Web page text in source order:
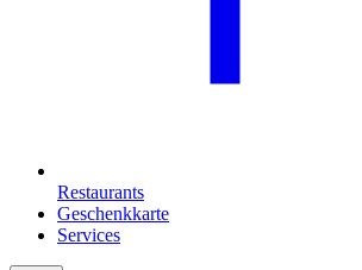
Restaurants
Geschenkkarte
Services